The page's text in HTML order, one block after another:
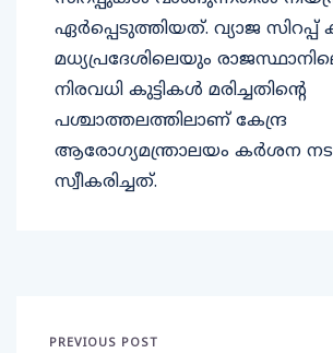
ഏര്‍പ്പെടുത്തിയത്. വ്യാജ സിറപ്പ്
മധ്യപ്രദേശിലെയും
നിരവധി കുട്ടികള്‍ മരിച്ചതിന്റെ
പശ്ചാത്തലത്തിലാണ് കേന്ദ്ര
ആരോഗ്യമന്ത്രാലയം കര്‍ശന
സ്വീകരിച്ചത്.
PREVIOUS POST